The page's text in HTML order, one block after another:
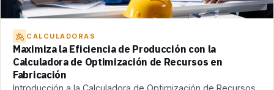
CALCULADORAS
Maximiza la Eficiencia de Producción con la
Calculadora de Optimización de Recursos en
Fabricación
Introducción a la Calculadora de Optimización de Recursos